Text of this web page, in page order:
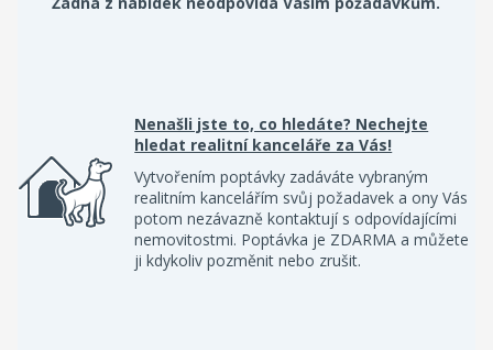
Nenašli jste to, co hledáte? Nechejte
hledat realitní kanceláře za Vás!
Vytvořením poptávky zadáváte vybraným
realitním kancelářím svůj požadavek a ony Vás
potom nezávazně kontaktují s odpovídajícími
nemovitostmi. Poptávka je ZDARMA a můžete
ji kdykoliv pozměnit nebo zrušit.